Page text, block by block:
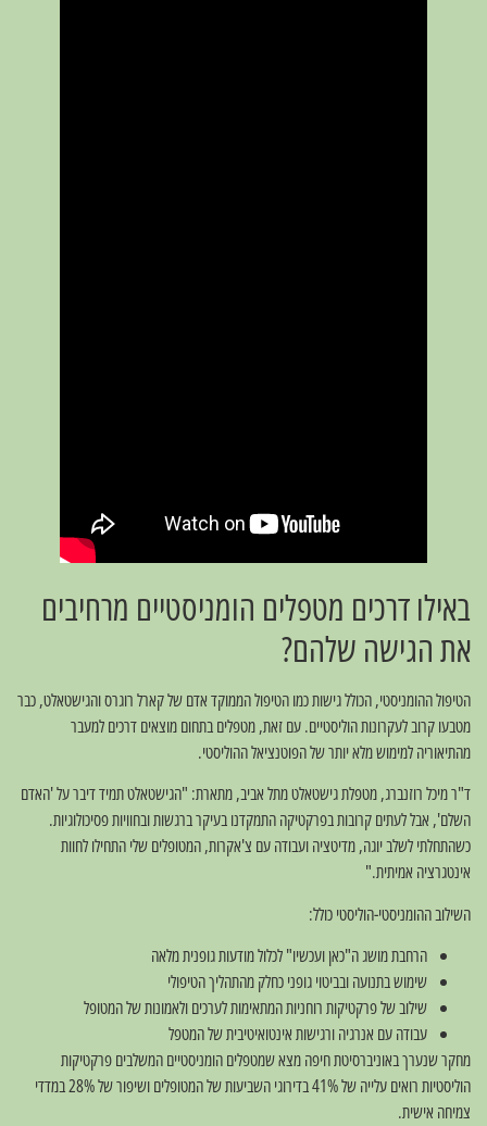
באילו דרכים מטפלים הומניסטיים מרחיבים
את הגישה שלהם?
הטיפול ההומניסטי, הכולל גישות כמו הטיפול הממוקד אדם של קארל רוגרס והגישטאלט, כבר
מטבעו קרוב לעקרונות הוליסטיים. עם זאת, מטפלים בתחום מוצאים דרכים למעבר
מהתיאוריה למימוש מלא יותר של הפוטנציאל ההוליסטי.
ד"ר מיכל רוזנברג, מטפלת גישטאלט מתל אביב, מתארת: "הגישטאלט תמיד דיבר על 'האדם
השלם', אבל לעתים קרובות בפרקטיקה התמקדנו בעיקר ברגשות ובחוויות פסיכולוגיות.
כשהתחלתי לשלב יוגה, מדיטציה ועבודה עם צ'אקרות, המטופלים שלי התחילו לחוות
אינטגרציה אמיתית."
השילוב ההומניסטי-הוליסטי כולל:
הרחבת מושג ה"כאן ועכשיו" לכלול מודעות גופנית מלאה
שימוש בתנועה ובביטוי גופני כחלק מהתהליך הטיפולי
שילוב של פרקטיקות רוחניות המתאימות לערכים ולאמונות של המטופל
עבודה עם אנרגיה ורגישות אינטואיטיבית של המטפל
מחקר שנערך באוניברסיטת חיפה מצא שמטפלים הומניסטיים המשלבים פרקטיקות
הוליסטיות רואים עלייה של 41% בדירוגי השביעות של המטופלים ושיפור של 28% במדדי
צמיחה אישית.